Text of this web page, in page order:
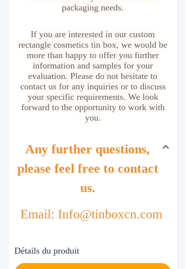
packaging needs.
If you are interested in our custom
rectangle cosmetics tin box, we would be
more than happy to offer you further
information and samples for your
evaluation. Please do not hesitate to
contact us for any inquiries or to discuss
your specific requirements. We look
forward to the opportunity to work with
you.
Any further questions,
please feel free to contact
us.
Email: Info@tinboxcn.com
Détails du produit